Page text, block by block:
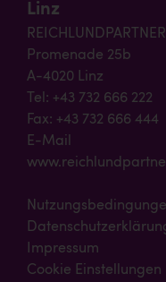
Linz
REICHLUNDPARTNER
Promenade 25b
A-4020 Linz
Tel: +43 732 666 222
Fax: +43 732 666 444
E-Mail
Impressum
Cookie Einstellungen